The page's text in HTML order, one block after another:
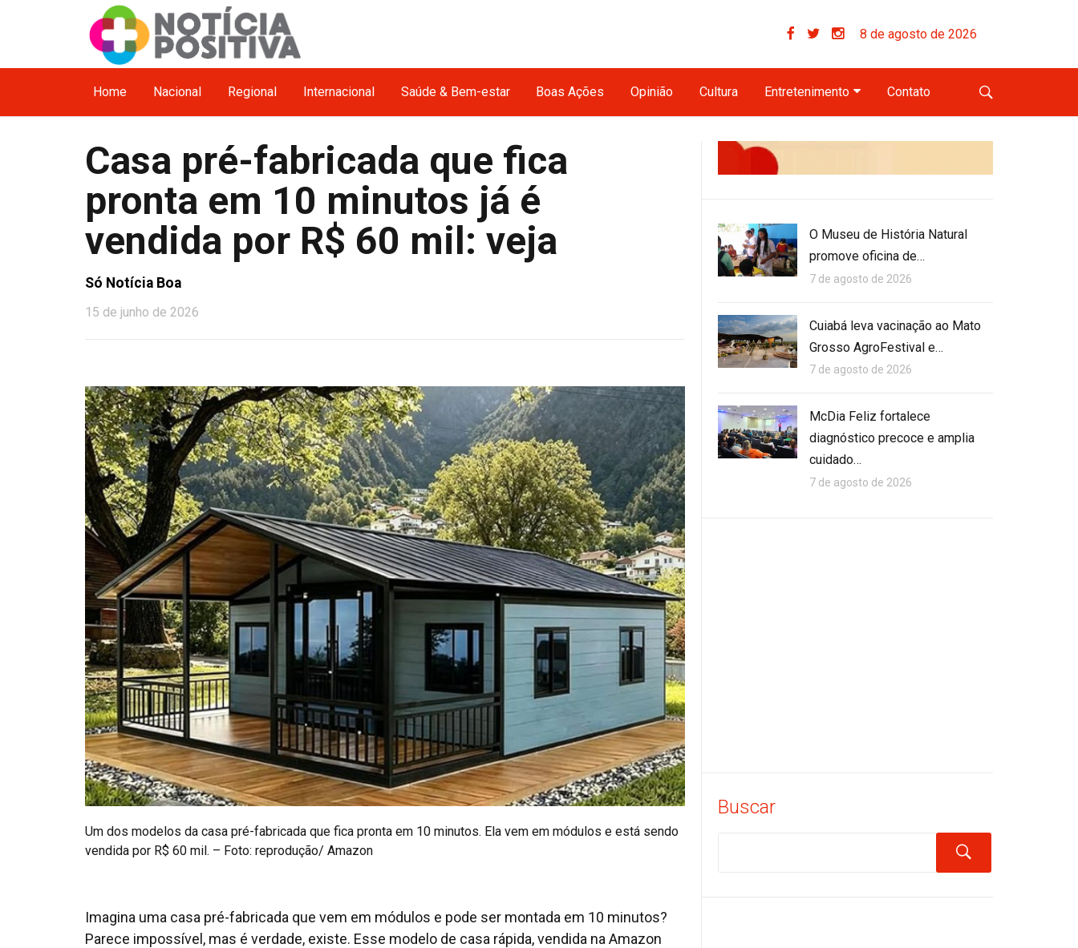
8 de agosto de 2026
Home Nacional Regional Internacional Saúde & Bem-estar Boas Ações Opinião Cultura Entretenimento Contato
Casa pré-fabricada que fica
pronta em 10 minutos já é
vendida por R$ 60 mil: veja
Só Notícia Boa
15 de junho de 2026
Um dos modelos da casa pré-fabricada que fica pronta em 10 minutos. Ela vem em módulos e está sendo
vendida por R$ 60 mil. – Foto: reprodução/ Amazon
Imagina uma casa pré-fabricada que vem em módulos e pode ser montada em 10 minutos?
Parece impossível, mas é verdade, existe. Esse modelo de casa rápida, vendida na Amazon
O Museu de História Natural
promove oficina de…
7 de agosto de 2026
Cuiabá leva vacinação ao Mato
Grosso AgroFestival e…
7 de agosto de 2026
McDia Feliz fortalece
diagnóstico precoce e amplia
cuidado…
7 de agosto de 2026
Buscar